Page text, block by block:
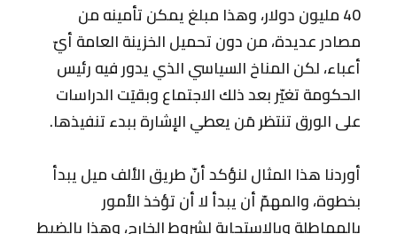
40 مليون دولار، وهذا مبلغ يمكن تأمينه من
مصادر عديدة، من دون تحميل الخزينة العامة أيّ
أعباء، لكن المناخ السياسي الذي يدور فيه رئيس
الحكومة تغيّر بعد ذلك الاجتماع وبقيَت الدراسات
على الورق تنتظر مَن يعطي الإشارة ببدء تنفيذها.
أوردنا هذا المثال لنؤكد أنّ طريق الألف ميل يبدأ
بخطوة، والمهمّ أن يبدأ لا أن تؤخذ الأمور
بالمماطلة وبالاستجابة لشروط الخارج، وهذا بالضبط